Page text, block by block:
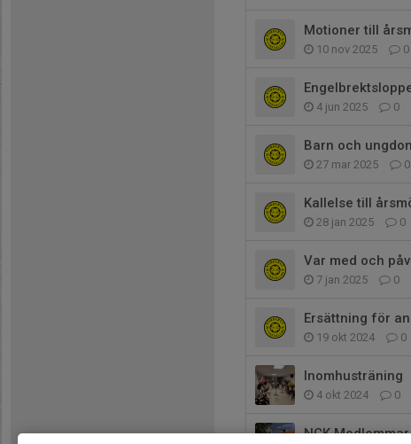
Motioner till
10 nov 2025 0
4 jun 2025 0
Barn och
27 mar 2025 0
Kallelse till
28 jan 2025 0
Var med och
7 jan 2025 0
Ersättning för
19 okt 2024 0
Inomhusträning
4 okt 2024 0
NCK